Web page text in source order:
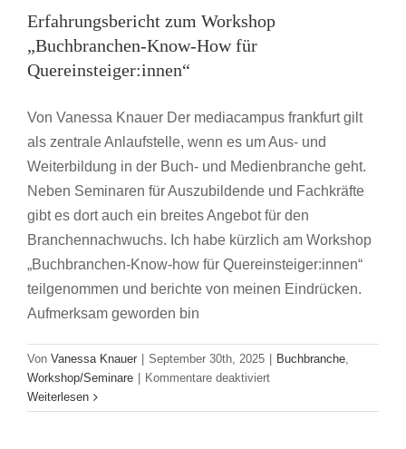
Erfahrungsbericht zum Workshop
„Buchbranchen-Know-How für
Quereinsteiger:innen“
Von Vanessa Knauer Der mediacampus frankfurt gilt
als zentrale Anlaufstelle, wenn es um Aus- und
Weiterbildung in der Buch- und Medienbranche geht.
Neben Seminaren für Auszubildende und Fachkräfte
gibt es dort auch ein breites Angebot für den
Branchennachwuchs. Ich habe kürzlich am Workshop
„Buchbranchen-Know-how für Quereinsteiger:innen“
teilgenommen und berichte von meinen Eindrücken.
Aufmerksam geworden bin
Von Vanessa Knauer September 30th, 2025 Buchbranche,
Workshop/Seminare
Kommentare deaktiviertfür
zum
Weiterlesen
Jung und jeck beim Jahrestreffen